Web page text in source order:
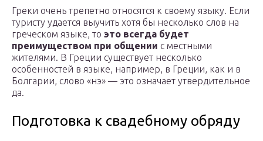
Греки очень трепетно относятся к своему языку. Если
туристу удается выучить хотя бы несколько слов на
греческом языке, то это всегда будет
преимуществом при общении с местными
жителями. В Греции существует несколько
особенностей в языке, например, в Греции, как и в
Болгарии, слово «нэ» — это означает утвердительное
да.
Подготовка к свадебному обряду